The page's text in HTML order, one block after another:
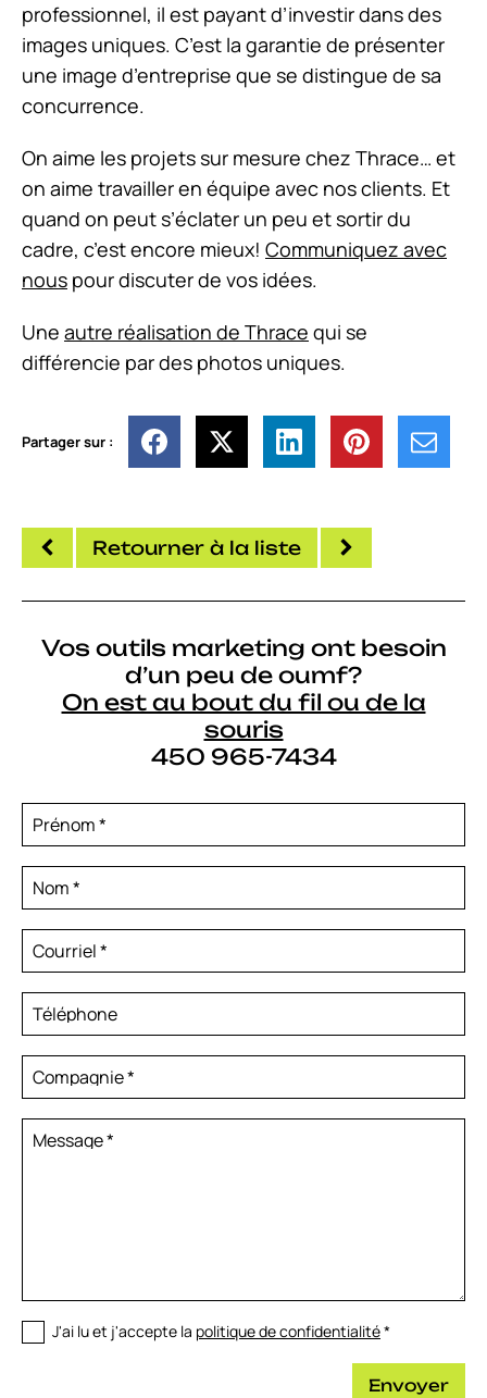
professionnel, il est payant d’investir dans des
images uniques. C’est la garantie de présenter
une image d’entreprise que se distingue de sa
concurrence.
On aime les projets sur mesure chez Thrace… et
on aime travailler en équipe avec nos clients. Et
quand on peut s’éclater un peu et sortir du
cadre, c’est encore mieux! Communiquez avec
nous pour discuter de vos idées.
Une autre réalisation de Thrace qui se
différencie par des photos uniques.
Partager sur :
Retourner à la liste
Vos outils marketing ont besoin
d’un peu de oumf?
On est au bout du fil ou de la
souris
450 965-7434
Prénom*
Nom*
Courriel*
Téléphone
Compagnie*
Message*
J'ai lu et j'accepte la politique de confidentialité*
Envoyer